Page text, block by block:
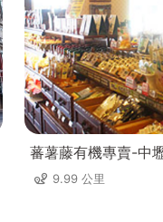
蕃薯藤有機專賣-中
9.99 公里